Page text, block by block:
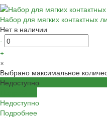
Набор для мягких контактных
Нет в наличии
-
+
×
Выбрано максимальное
Недоступно
Недоступно
Подробнее